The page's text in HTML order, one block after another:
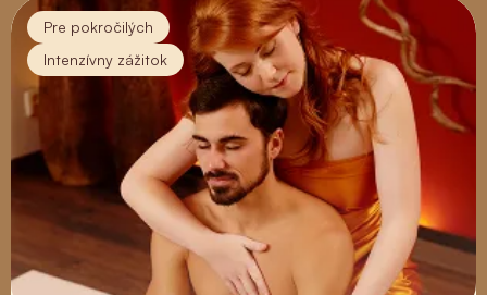
Pre pokročilých
Intenzívny zážitok